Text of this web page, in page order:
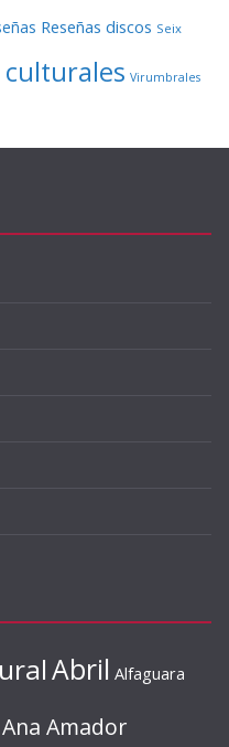
Reseñas discos Seix
Virumbrales
Abril Alfaguara
Ana Amador